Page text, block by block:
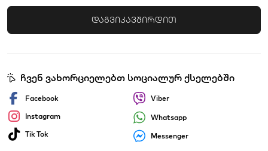
დაგვიკავშირდით
ჩვენ ვახორციელებთ სოციალურ ქსელებში
Facebook
Instagram
Tik Tok
Viber
Whatsapp
Messenger